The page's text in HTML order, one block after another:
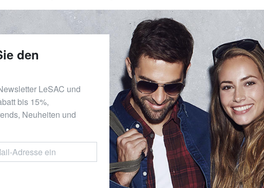
den
LeSAC und
bis 15%,
Neuheiten und